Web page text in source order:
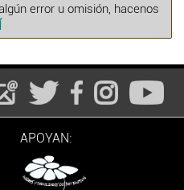
error u omisión, hacenos
APOYAN: